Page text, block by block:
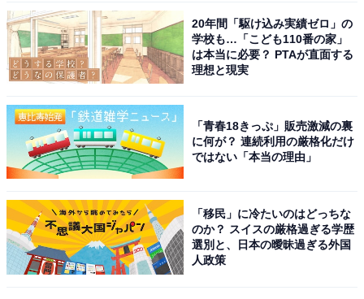
ついては、繰り上げ抽選が行われます。再販売はされま
せん。
「スターバックス福袋 2023」は指定した住所に送
られてくる
きます。すでに配送日は指定してあるので、必ず受け取
るようにしましょう。
20年間「駆け込み実績ゼロ」の
学校も…「こども110番の家」
は本当に必要？ PTAが直面する
理想と現実
「青春18きっぷ」販売激減の裏
に何が？ 連続利用の厳格化だけ
ではない「本当の理由」
「移民」に冷たいのはどっちな
のか？ スイスの厳格過ぎる学歴
選別と、日本の曖昧過ぎる外国
人政策